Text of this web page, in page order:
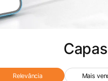
Relevância Mais